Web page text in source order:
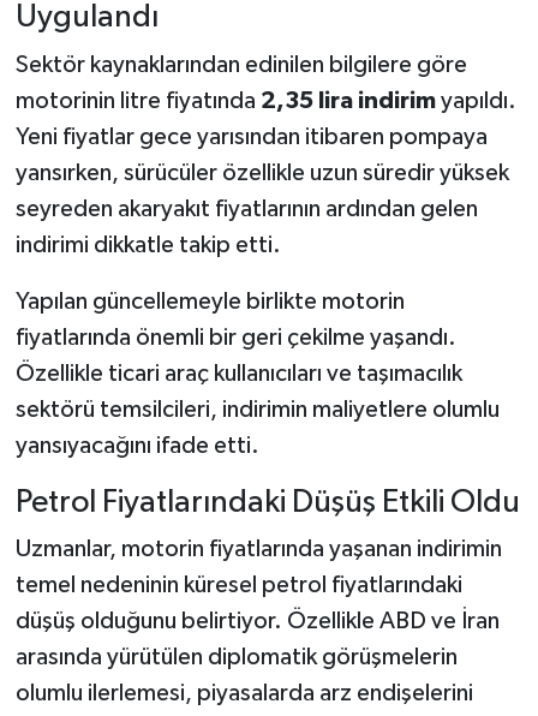
Uygulandı
Sektör kaynaklarından edinilen bilgilere göre
motorinin litre fiyatında 2,35 lira indirimyapıldı.
Yeni fiyatlar gece yarısından itibaren pompaya
yansırken, sürücüler özellikle uzun süredir yüksek
seyreden akaryakıt fiyatlarının ardından gelen
indirimi dikkatle takip etti.
Yapılan güncellemeyle birlikte motorin
fiyatlarında önemli bir geri çekilme yaşandı.
Özellikle ticari araç kullanıcıları ve taşımacılık
sektörü temsilcileri, indirimin maliyetlere olumlu
yansıyacağını ifade etti.
Petrol Fiyatlarındaki Düşüş Etkili Oldu
Uzmanlar, motorin fiyatlarında yaşanan indirimin
temel nedeninin küresel petrol fiyatlarındaki
düşüş olduğunu belirtiyor. Özellikle ABD ve İran
arasında yürütülen diplomatik görüşmelerin
olumlu ilerlemesi, piyasalarda arz endişelerini